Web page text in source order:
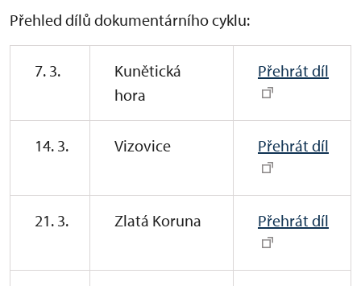
Přehled dílů dokumentárního cyklu:
7. 3.
Kunětická
hora
Přehrát díl
14. 3. Vizovice Přehrát díl
21. 3. Zlatá Koruna Přehrát díl